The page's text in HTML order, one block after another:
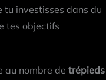
tu investisses dans du
tes objectifs
au nombre de trépieds